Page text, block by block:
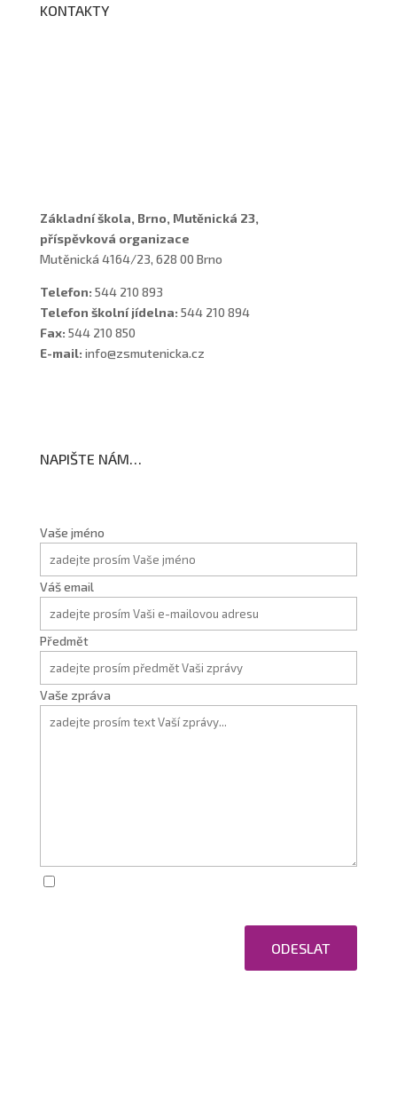
KONTAKTY
Základní škola, Brno, Mutěnická 23,
příspěvková organizace
Mutěnická 4164/23, 628 00 Brno
Telefon: 544 210 893
Telefon školní jídelna: 544 210 894
Fax: 544 210 850
E-mail: info@zsmutenicka.cz
NAPIŠTE NÁM…
Vaše jméno
Váš email
Předmět
Vaše zpráva
ODESLAT